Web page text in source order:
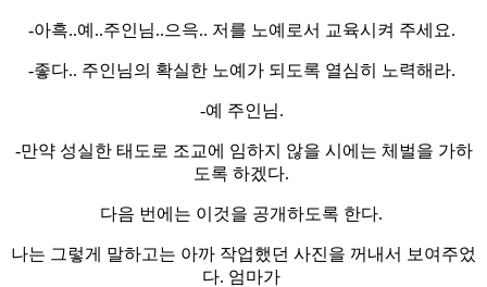
-아흑..예..주인님..으윽.. 저를 노예로서 교육시켜 주세요.
-좋다.. 주인님의 확실한 노예가 되도록 열심히 노력해라.
-예 주인님.
-만약 성실한 태도로 조교에 임하지 않을 시에는 체벌을 가하
도록 하겠다.
다음 번에는 이것을 공개하도록 한다.
나는 그렇게 말하고는 아까 작업했던 사진을 꺼내서 보여주었
다. 엄마가